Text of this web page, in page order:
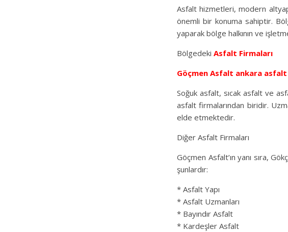
Asfalt hizmetleri, modern
önemli bir konuma sahiptir.
yaparak bölge halkının ve
Bölgedeki Asfalt Firmaları
Göçmen Asfalt ankara asfalt
Soğuk asfalt, sıcak asfalt ve
asfalt firmalarından biridir.
elde etmektedir.
Diğer Asfalt Firmaları
Göçmen Asfalt’ın yanı sıra,
şunlardır:
* Asfalt Yapı
* Asfalt Uzmanları
* Bayındır Asfalt
* Kardeşler Asfalt